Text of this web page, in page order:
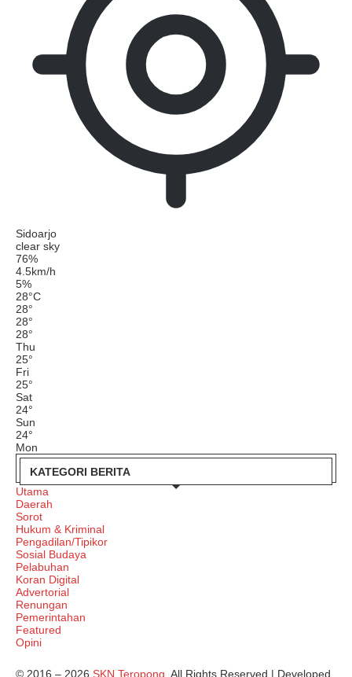
Sidoarjo
clear sky
76%
4.5km/h
5%
28°C
28°
28°
28°
Thu
25°
Fri
25°
Sat
24°
Sun
24°
Mon
KATEGORI BERITA
Utama
Daerah
Sorot
Hukum & Kriminal
Pengadilan/Tipikor
Sosial Budaya
Pelabuhan
Koran Digital
Advertorial
Renungan
Pemerintahan
Featured
Opini
© 2016 – 2026 SKN Teropong. All Rights Reserved | Developed